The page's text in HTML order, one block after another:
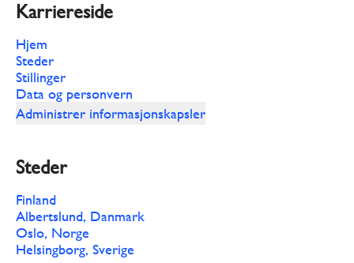
Karriereside
Hjem
Steder
Stillinger
Data og personvern
Administrer informasjonskapsler
Steder
Finland
Albertslund, Danmark
Oslo, Norge
Helsingborg, Sverige